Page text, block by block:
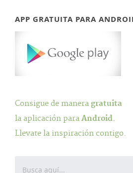
APP GRATUITA PARA
Consigue de manera gratuita
la aplicación para Android.
Llevate la inspiración contigo.